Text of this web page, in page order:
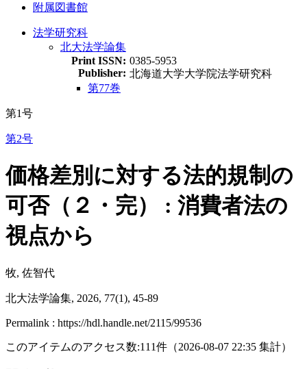
附属図書館
法学研究科
北大法学論集
Print ISSN: 0385-5953
Publisher: 北海道大学大学院法学研究科
第77巻
第1号
第2号
価格差別に対する法的規制の
可否（２・完） : 消費者法の
視点から
牧, 佐智代
北大法学論集, 2026, 77(1), 45-89
Permalink : https://hdl.handle.net/2115/99536
このアイテムのアクセス数:111件 （2026-08-07 22:35 集計）